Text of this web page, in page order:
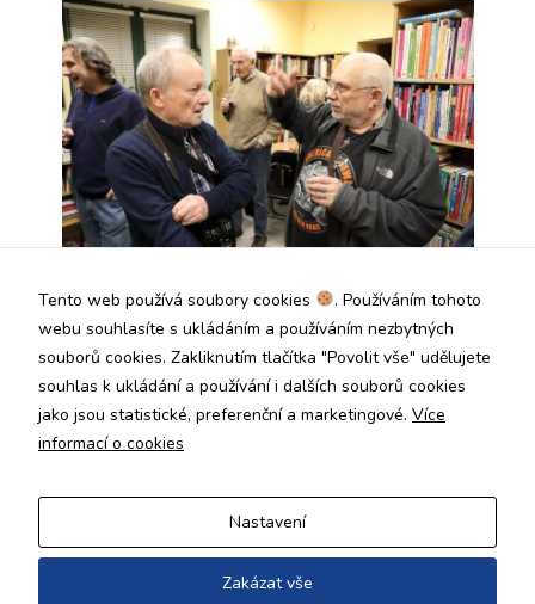
Tento web používá soubory cookies
. Používáním tohoto
webu souhlasíte s ukládáním a používáním nezbytných
souborů cookies. Zakliknutím tlačítka "Povolit vše" udělujete
souhlas k ukládání a používání i dalších souborů cookies
jako jsou statistické, preferenční a marketingové. Více
informací o cookies
Nastavení
Zakázat vše